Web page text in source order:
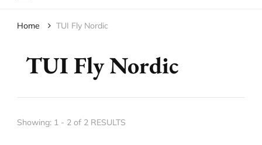
Home TUI Fly Nordic
TUI Fly Nordic
Showing: 1 - 2 of 2 RESULTS